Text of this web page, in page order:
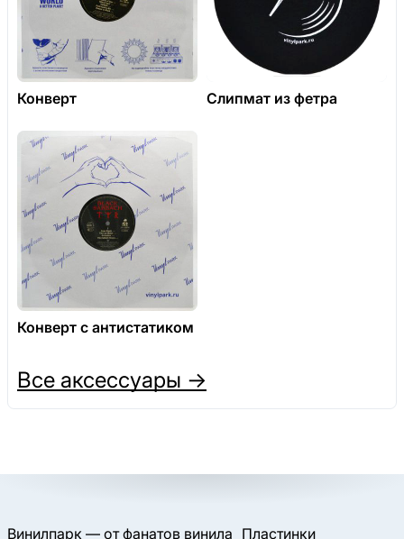
Конверт Слипмат из фетра
Конверт с антистатиком
Все аксессуары →
Винилпарк — от фанатов винила Пластинки